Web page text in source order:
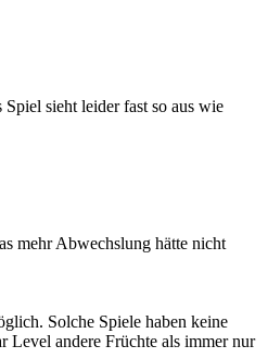
sieht leider fast so aus wie
mehr Abwechslung hätte nicht
Solche Spiele haben keine
Level andere Früchte als immer nur